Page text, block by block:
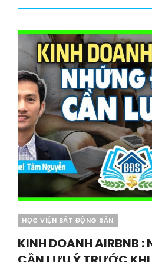
Categories
HỌC VIỆN BẤT ĐỘNG SẢN
KINH DOANH AIRBNB :